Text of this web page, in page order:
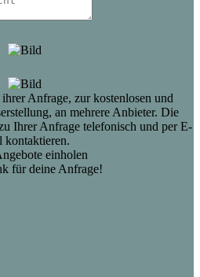
Anfrage, zur kostenlosen und
an mehrere Anbieter. Die
Ihrer Anfrage telefonisch und per E-
kontaktieren.
einholen
für deine Anfrage!